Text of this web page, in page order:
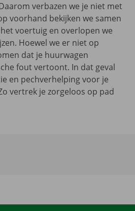
verbazen we je niet met
voorhand bekijken we samen
voertuig en overlopen we
Hoewel we er niet op
dat je huurwagen
fout vertoont. In dat geval
en pechverhelping voor je
vertrek je zorgeloos op pad